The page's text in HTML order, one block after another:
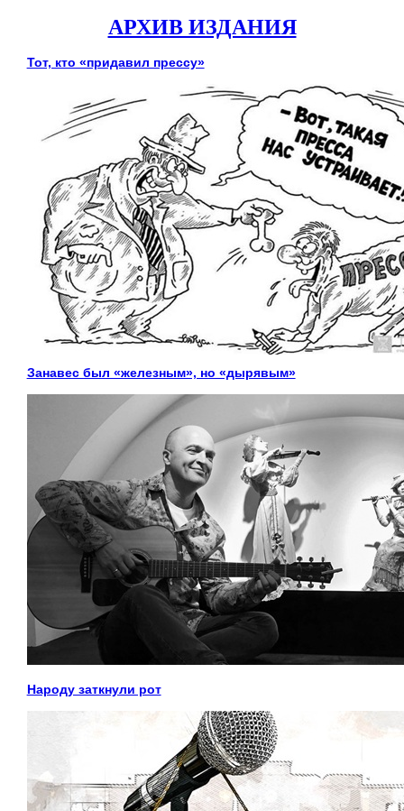
АРХИВ ИЗДАНИЯ
Тот, кто «придавил прессу»
Занавес был «железным», но «дырявым»
Народу заткнули рот